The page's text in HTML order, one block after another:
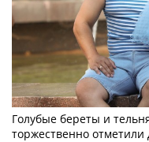
Голубые береты и
торжественно